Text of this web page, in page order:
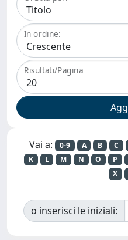
In ordine:
Risultati/Pagina
Vai a: 0-9 A B C
K
L M N O P
X
o inserisci le iniziali: